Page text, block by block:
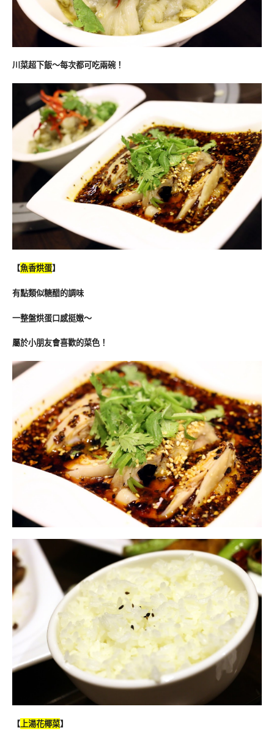
川菜超下飯～每次都可吃兩碗！
【魚香烘蛋】
有點類似糖醋的調味
一整盤烘蛋口感挺嫩～
屬於小朋友會喜歡的菜色！
【上湯花椰菜】